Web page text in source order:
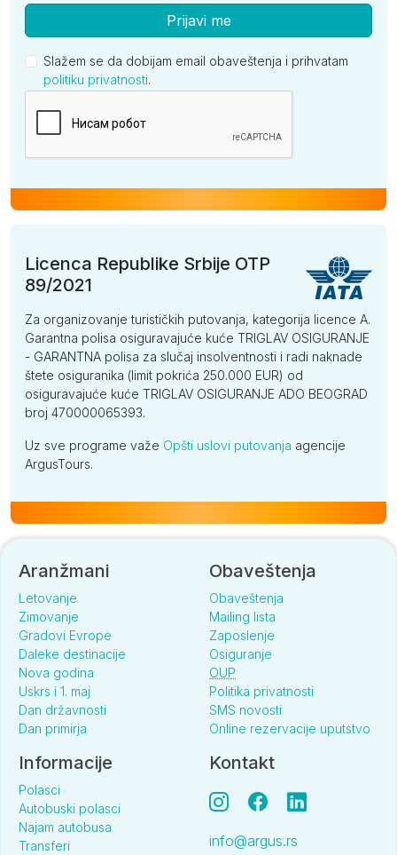
Prijavi me
Slažem se da dobijam email obaveštenja i prihvatam
politiku privatnosti.
Licenca Republike Srbije OTP
89/2021
Za organizovanje turističkih putovanja, kategorija licence A.
Garantna polisa osiguravajuće kuće TRIGLAV OSIGURANJE
- GARANTNA polisa za slučaj insolventnosti i radi naknade
štete osiguranika (limit pokrića 250.000 EUR) od
osiguravajuće kuće TRIGLAV OSIGURANJE ADO BEOGRAD
broj 470000065393.
Uz sve programe važe Opšti uslovi putovanja agencije
ArgusTours.
Aranžmani
Letovanje
Zimovanje
Gradovi Evrope
Daleke destinacije
Nova godina
Uskrs i 1. maj
Dan državnosti
Dan primirja
Obaveštenja
Obaveštenja
Mailing lista
Zaposlenje
Osiguranje
OUP
Politika privatnosti
SMS novosti
Online rezervacije uputstvo
Informacije
Polasci
Autobuski polasci
Najam autobusa
Transferi
Kontakt
info@argus.rs